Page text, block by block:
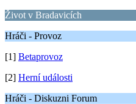
Život v Bradavicích
Hráči - Provoz
[1] Betaprovoz
[2] Herní události
Hráči - Diskuzni Forum